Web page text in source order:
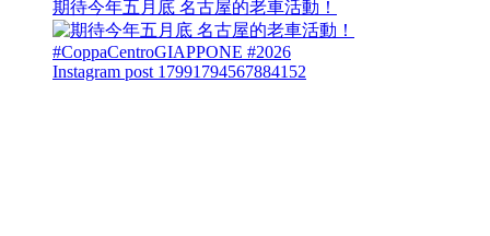
期待今年五月底 名古屋的老車活動！
Instagram post 17991794567884152